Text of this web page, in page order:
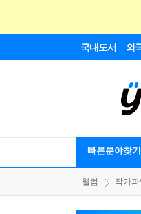
국내도서 외
빠른분야찾기
웰컴 작가파